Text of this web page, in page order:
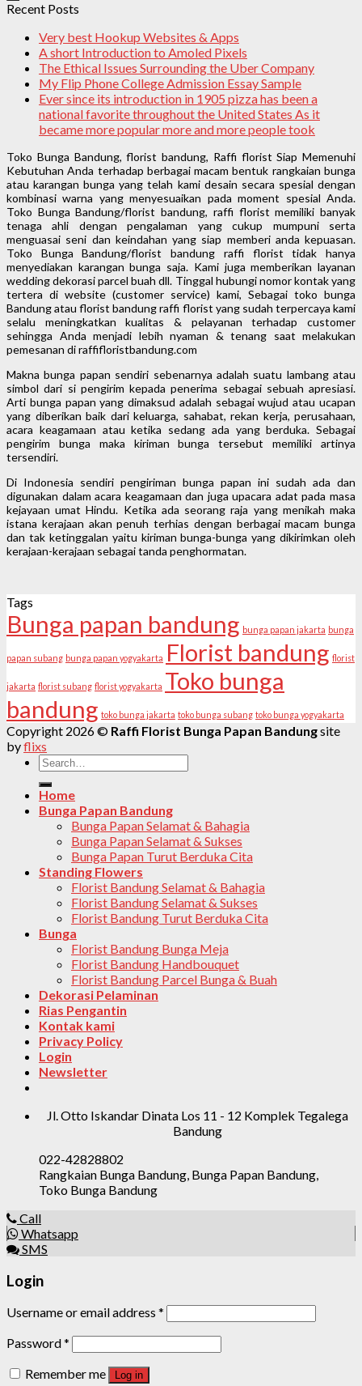
Recent Posts
Very best Hookup Websites & Apps
A short Introduction to Amoled Pixels
The Ethical Issues Surrounding the Uber Company
My Flip Phone College Admission Essay Sample
Ever since its introduction in 1905 pizza has been a
national favorite throughout the United States As it
became more popular more and more people took
Toko Bunga Bandung, florist bandung, Raffi florist Siap Memenuhi
Kebutuhan Anda terhadap berbagai macam bentuk rangkaian bunga
atau karangan bunga yang telah kami desain secara spesial dengan
kombinasi warna yang menyesuaikan pada moment spesial Anda.
Toko Bunga Bandung/florist bandung, raffi florist memiliki banyak
tenaga ahli dengan pengalaman yang cukup mumpuni serta
menguasai seni dan keindahan yang siap memberi anda kepuasan.
Toko Bunga Bandung/florist bandung raffi florist tidak hanya
menyediakan karangan bunga saja. Kami juga memberikan layanan
wedding dekorasi parcel buah dll. Tinggal hubungi nomor kontak yang
tertera di website (customer service) kami, Sebagai toko bunga
Bandung atau florist bandung raffi florist yang sudah terpercaya kami
selalu meningkatkan kualitas & pelayanan terhadap customer
sehingga Anda menjadi lebih nyaman & tenang saat melakukan
pemesanan di raffifloristbandung.com
Makna bunga papan sendiri sebenarnya adalah suatu lambang atau
simbol dari si pengirim kepada penerima sebagai sebuah apresiasi.
Arti bunga papan yang dimaksud adalah sebagai wujud atau ucapan
yang diberikan baik dari keluarga, sahabat, rekan kerja, perusahaan,
acara keagamaan atau ketika sedang ada yang berduka. Sebagai
pengirim bunga maka kiriman bunga tersebut memiliki artinya
tersendiri.
Di Indonesia sendiri pengiriman bunga papan ini sudah ada dan
digunakan dalam acara keagamaan dan juga upacara adat pada masa
kejayaan umat Hindu. Ketika ada seorang raja yang menikah maka
istana kerajaan akan penuh terhias dengan berbagai macam bunga
dan tak ketinggalan yaitu kiriman bunga-bunga yang dikirimkan oleh
kerajaan-kerajaan sebagai tanda penghormatan.
Tags
Bunga papan bandung bunga papan jakarta bunga
papan subang bunga papan yogyakarta Florist bandung florist
jakarta florist subang florist yogyakarta Toko bunga
bandung toko bunga jakarta toko bunga subang toko bunga yogyakarta
Copyright 2026 © Raffi Florist Bunga Papan Bandungsite
byflixs
Search
for:
Home
Bunga Papan Bandung
Bunga Papan Selamat & Bahagia
Bunga Papan Selamat & Sukses
Bunga Papan Turut Berduka Cita
Standing Flowers
Florist Bandung Selamat & Bahagia
Florist Bandung Selamat & Sukses
Florist Bandung Turut Berduka Cita
Bunga
Florist Bandung Bunga Meja
Florist Bandung Handbouquet
Florist Bandung Parcel Bunga & Buah
Dekorasi Pelaminan
Rias Pengantin
Kontak kami
Privacy Policy
Login
Newsletter
Jl. Otto Iskandar Dinata Los 11 - 12 Komplek Tegalega
Bandung
022-42828802
Rangkaian Bunga Bandung, Bunga Papan Bandung,
Toko Bunga Bandung
Call
Whatsapp
SMS
Login
Username or email address *
Password*
Remember me
Log in